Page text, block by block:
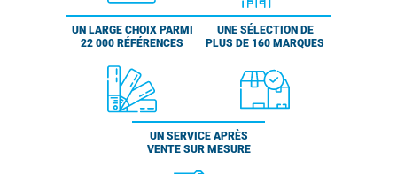
UN LARGE CHOIX PARMI
22 000 RÉFÉRENCES
UNE SÉLECTION DE
PLUS DE 160 MARQUES
UN SERVICE APRÈS
VENTE SUR MESURE